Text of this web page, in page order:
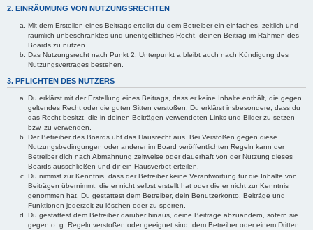
2. EINRÄUMUNG VON NUTZUNGSRECHTEN
Mit dem Erstellen eines Beitrags erteilst du dem Betreiber ein einfaches, zeitlich und
räumlich unbeschränktes und unentgeltliches Recht, deinen Beitrag im Rahmen des
Boards zu nutzen.
Das Nutzungsrecht nach Punkt 2, Unterpunkt a bleibt auch nach Kündigung des
Nutzungsvertrages bestehen.
3. PFLICHTEN DES NUTZERS
Du erklärst mit der Erstellung eines Beitrags, dass er keine Inhalte enthält, die gegen
geltendes Recht oder die guten Sitten verstoßen. Du erklärst insbesondere, dass du
das Recht besitzt, die in deinen Beiträgen verwendeten Links und Bilder zu setzen
bzw. zu verwenden.
Der Betreiber des Boards übt das Hausrecht aus. Bei Verstößen gegen diese
Nutzungsbedingungen oder anderer im Board veröffentlichten Regeln kann der
Betreiber dich nach Abmahnung zeitweise oder dauerhaft von der Nutzung dieses
Boards ausschließen und dir ein Hausverbot erteilen.
Du nimmst zur Kenntnis, dass der Betreiber keine Verantwortung für die Inhalte von
Beiträgen übernimmt, die er nicht selbst erstellt hat oder die er nicht zur Kenntnis
genommen hat. Du gestattest dem Betreiber, dein Benutzerkonto, Beiträge und
Funktionen jederzeit zu löschen oder zu sperren.
Du gestattest dem Betreiber darüber hinaus, deine Beiträge abzuändern, sofern sie
gegen o. g. Regeln verstoßen oder geeignet sind, dem Betreiber oder einem Dritten